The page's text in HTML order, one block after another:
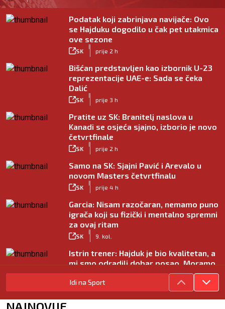
Podatak koji zabrinjava navijače: Ovo
se Hajduku dogodilo u čak pet utakmica
ove sezone
SK prije 2 h
Bišćan predstavljen kao izbornik U-23
reprezentacije UAE-e: Sada se čeka
Dalić
SK prije 3 h
Pratite uz SK: Branitelj naslova u
Kanadi se osjeća sjajno, izborio je novo
četvrtfinale
SK prije 2 h
Samo na SK: Sjajni Pavić i Arevalo u
novom Masters četvrtfinalu
SK prije 4 h
Garcia: Nisam razočaran, nemamo puno
igrača koji su fizički i mentalno spremni
za ovaj ritam
SK 9. kol.
Istrin trener: Hajduk je bio kvalitetan, a
mi smo odradili dobar posao. Moramo
popraviti koncentraciju
SK
|
9. kol.
Juniori Dinama poraženi u finalu
Idi na Sport